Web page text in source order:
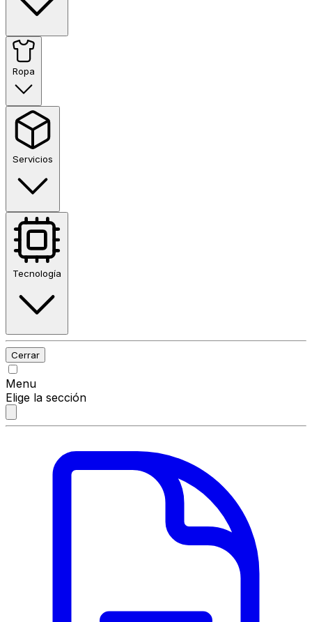
Ropa
Servicios
Tecnología
Cerrar
Menu
Elige la sección